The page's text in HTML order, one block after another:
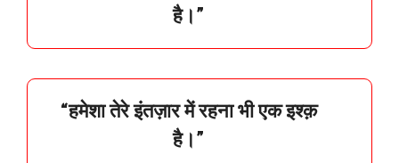
है।”
“हमेशातेरेइंतज़ारमेंरहनाभीएकइश्क़
है।”